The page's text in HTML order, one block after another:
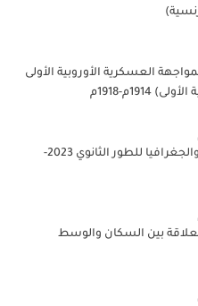
العسكرية الأوروبية الأولى
1914م-1918م
منهاج التاريخ والجغرافيا للطور الثانوي 2023-
بين السكان والوسط